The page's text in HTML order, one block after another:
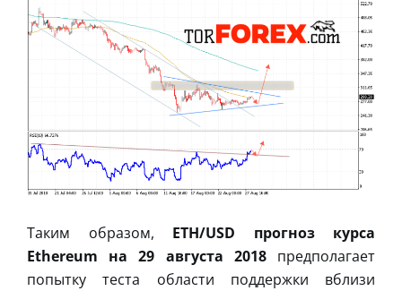
Таким образом, ETH/USD прогноз курса
Ethereum на 29 августа 2018предполагает
попытку теста области поддержки вблизи